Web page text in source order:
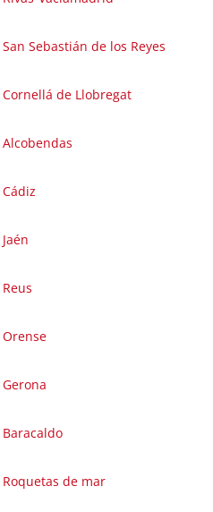
Sebastián de los Reyes
de Llobregat
de mar